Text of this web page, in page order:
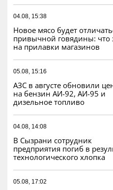
04.08, 15:38
Новое мясо будет
привычной говядины: что
на прилавки магазинов
05.08, 15:16
АЗС в августе обновили
на бензин АИ-92, АИ-95 и
дизельное топливо
04.08, 14:08
В Сызрани сотрудник
предприятия погиб в
технологического хлопка
05.08, 17:02